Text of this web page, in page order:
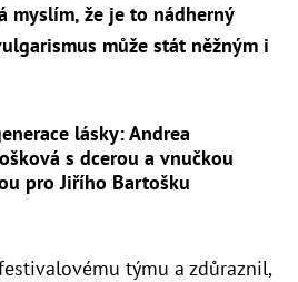
myslím, že je to nádherný
může stát něžným i
lásky: Andrea
s dcerou a vnučkou
pro Jiřího Bartošku
týmu a zdůraznil,